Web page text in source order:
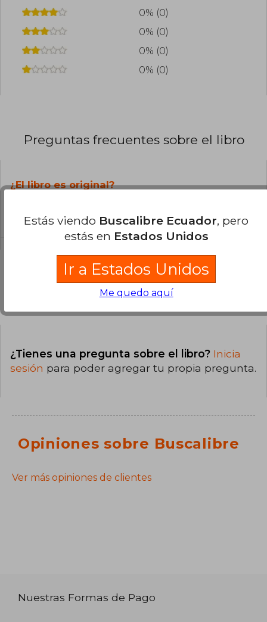
0% (0)
0% (0)
0% (0)
0% (0)
Preguntas frecuentes sobre el libro
¿El libro es original?
catálogo son Originales.
Preguntas y respuestas sobre el libro
¿Tienes una pregunta sobre el libro? Inicia
sesión para poder agregar tu propia pregunta.
Opiniones sobre Buscalibre
Ver más opiniones de clientes
Nuestras Formas de Pago
Estás viendo Buscalibre Ecuador, pero
estás en Estados Unidos
Ir a Estados Unidos
Me quedo aquí